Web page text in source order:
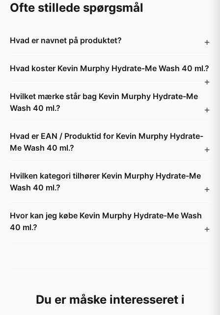
Ofte stillede spørgsmål
Hvad er navnet på produktet?
Hvad koster Kevin Murphy Hydrate-Me Wash 40 ml.?
Hvilket mærke står bag Kevin Murphy Hydrate-Me
Wash 40 ml.?
Hvad er EAN / Produktid for Kevin Murphy Hydrate-
Me Wash 40 ml.?
Hvilken kategori tilhører Kevin Murphy Hydrate-Me
Wash 40 ml.?
Hvor kan jeg købe Kevin Murphy Hydrate-Me Wash
40 ml.?
Du er måske interesseret i